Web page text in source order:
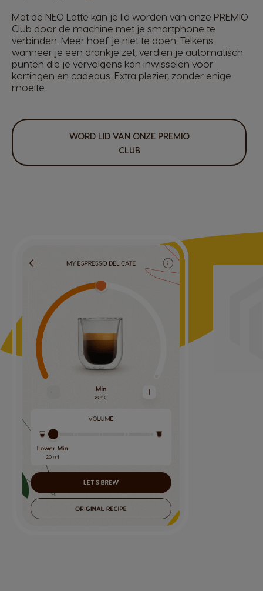
Met de NEO Latte kan je lid worden van onze PREMIO
Club door de machine met je smartphone te
verbinden. Meer hoef je niet te doen. Telkens
wanneer je een drankje zet, verdien je automatisch
punten die je vervolgens kan inwisselen voor
kortingen en cadeaus. Extra plezier, zonder enige
moeite.
WORD LID VAN ONZE PREMIO
CLUB